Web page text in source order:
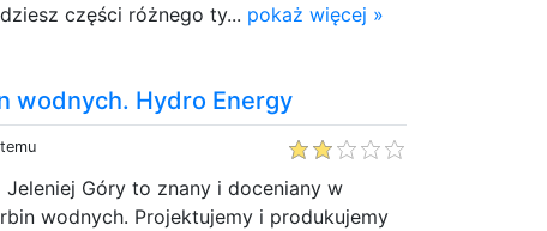
części różnego ty... pokaż więcej »
wodnych. Hydro Energy
Jeleniej Góry to znany i doceniany w
wodnych. Projektujemy i produkujemy